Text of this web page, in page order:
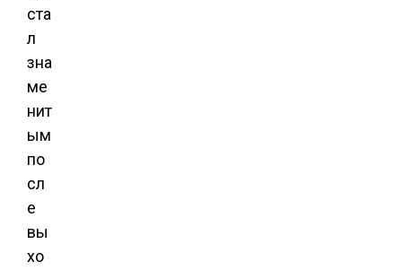
ста
л
зна
ме
нит
ым
по
сл
е
вы
хо